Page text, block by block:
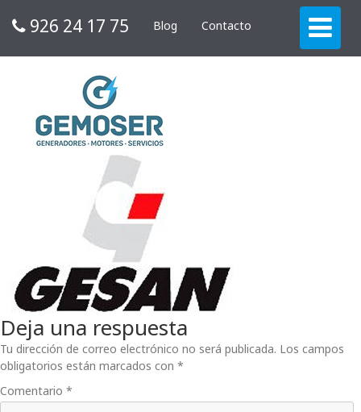
926 24 17 75 Blog Contacto
Deja una respuesta
Tu dirección de correo electrónico no será publicada. Los campos
obligatorios están marcados con *
Comentario *